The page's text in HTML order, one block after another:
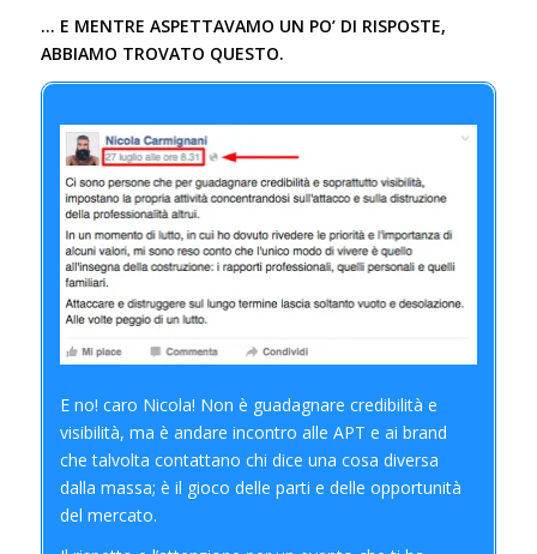
… E MENTRE ASPETTAVAMO UN PO’ DI RISPOSTE,
ABBIAMO TROVATO QUESTO.
E no! caro Nicola! Non è guadagnare credibilità e
visibilità, ma è andare incontro alle APT e ai brand
che talvolta contattano chi dice una cosa diversa
dalla massa; è il gioco delle parti e delle opportunità
del mercato.